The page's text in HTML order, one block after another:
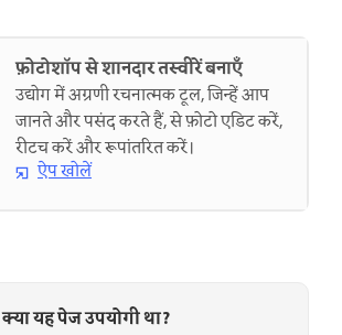
फ़ोटोशॉप से शानदार तस्वीरें बनाएँ
उद्योग में अग्रणी रचनात्मक टूल, जिन्हें आप
जानते और पसंद करते हैं, से फ़ोटो एडिट करें,
रीटच करें और रूपांतरित करें।
ऐप खोलें
क्या यह पेज उपयोगी था?